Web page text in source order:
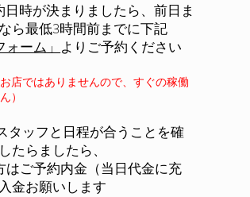
時が決まりましたら、前日ま
ら最低3時間前までに下記
ォーム」 よりご予約ください
お店ではありませんので、すぐの稼働
）
ッフと日程が合うことを確
たらましたら、
はご予約内金（当日代金に充
金お願いします​